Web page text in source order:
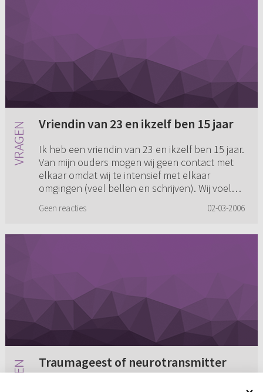
Vriendin van 23 en ikzelf ben 15 jaar
Ik heb een vriendin van 23 en ikzelf ben 15 jaar.
Van mijn ouders mogen wij geen contact met
elkaar omdat wij te intensief met elkaar
omgingen (veel bellen en schrijven). Wij voelen
Geen reacties 02-03-2006
Traumageest of neurotransmitter